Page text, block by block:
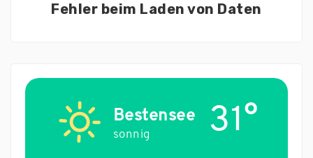
Fehler beim Laden von Daten
Bestensee
sonnig 31°